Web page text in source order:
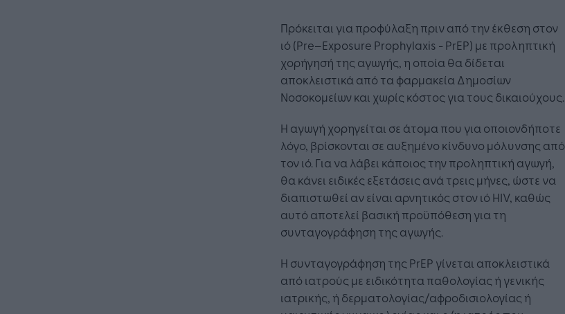
Πρόκειται για προφύλαξη πριν από την έκθεση στον
ιό (Pre–Exposure Prophylaxis - PrEP) με προληπτική
χορήγησή της αγωγής, η οποία θα δίδεται
αποκλειστικά από τα φαρμακεία Δημοσίων
Νοσοκομείων και χωρίς κόστος για τους δικαιούχους.
Η αγωγή χορηγείται σε άτομα που για οποιονδήποτε
λόγο, βρίσκονται σε αυξημένο κίνδυνο μόλυνσης από
τον ιό. Για να λάβει κάποιος την προληπτική αγωγή,
θα κάνει ειδικές εξετάσεις ανά τρεις μήνες, ώστε να
διαπιστωθεί αν είναι αρνητικός στον ιό HIV, καθώς
αυτό αποτελεί βασική προϋπόθεση για τη
συνταγογράφηση της αγωγής.
Η συνταγογράφηση της PrEP γίνεται αποκλειστικά
από ιατρούς με ειδικότητα παθολογίας ή γενικής
ιατρικής, ή δερματολογίας/αφροδισιολογίας ή